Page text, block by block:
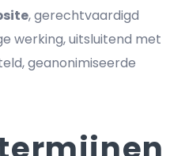
, gerechtvaardigd
werking, uitsluitend met
geanonimiseerde